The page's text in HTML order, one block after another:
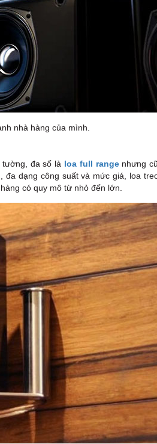
nhà hàng của mình.
đa số là loa full rangenhưng
dạng công suất và mức giá, loa
có quy mô từ nhỏ đến lớn.